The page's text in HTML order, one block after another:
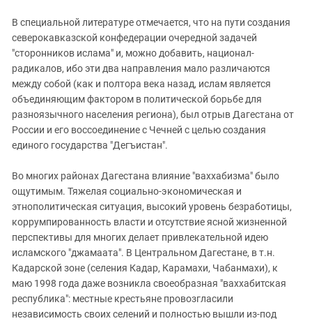
В специальной литературе отмечается, что на пути создания
северокавказской конфедерации очередной задачей
"сторонников ислама" и, можно добавить, национал-
радикалов, ибо эти два направления мало различаются
между собой (как и полтора века назад, ислам является
объединяющим фактором в политической борьбе для
разноязычного населения региона), был отрыв Дагестана от
России и его воссоединение с Чечней с целью создания
единого государства "Дегъистан".
Во многих районах Дагестана влияние "ваххабизма" было
ощутимым. Тяжелая социально-экономическая и
этнополитическая ситуация, высокий уровень безработицы,
коррумпированность власти и отсутствие ясной жизненной
перспективы для многих делает привлекательной идею
исламского "джамаата". В Центральном Дагестане, в т.н.
Кадарской зоне (селения Кадар, Карамахи, Чабанмахи), к
маю 1998 года даже возникла своеобразная "ваххабитская
республика": местные крестьяне провозгласили
независимость своих селений и полностью вышли из-под